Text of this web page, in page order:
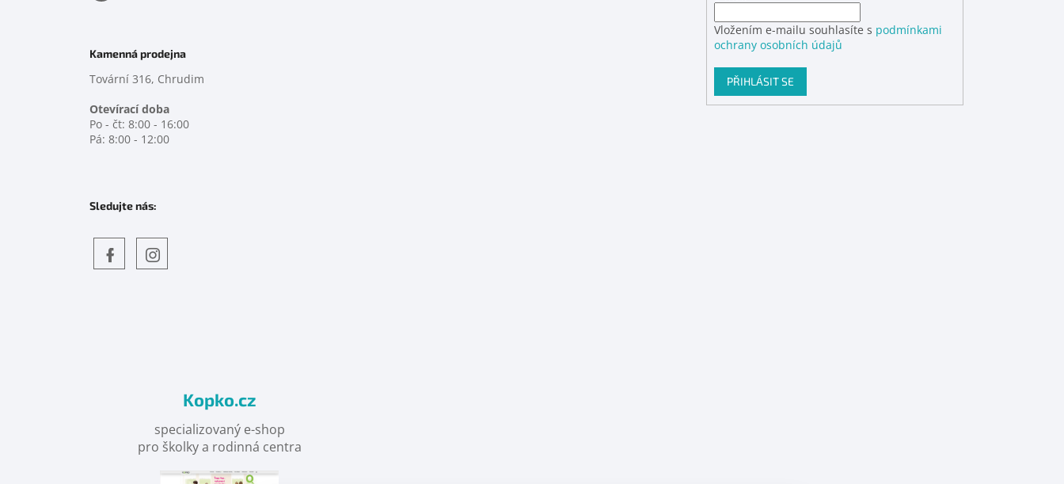
Kamenná prodejna
Tovární 316, Chrudim
Otevírací doba
Po - čt: 8:00 - 16:00
Pá: 8:00 - 12:00
Sledujte nás:
Vložením e-mailu souhlasíte s podmínkami
ochrany osobních údajů
PŘIHLÁSIT SE
Kopko.cz
specializovaný e-shop
pro školky a rodinná centra